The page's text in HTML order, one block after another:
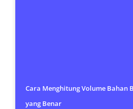
Cara Menghitung Volume Bahan
yang Benar